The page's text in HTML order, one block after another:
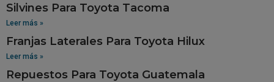
Silvines Para Toyota Tacoma
Leer más »
Franjas Laterales Para Toyota Hilux
Leer más »
Repuestos Para Toyota Guatemala